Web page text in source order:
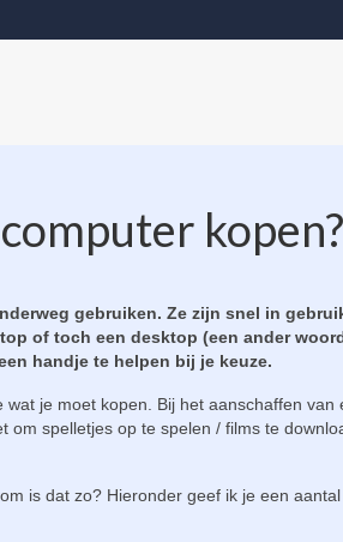
kopen?
gebruiken. Ze zijn snel in
of toch een desktop (een ander
handje te helpen bij je keuze.
je moet kopen. Bij het aanschaffen van
spelletjes op te spelen / films te
is dat zo? Hieronder geef ik je een